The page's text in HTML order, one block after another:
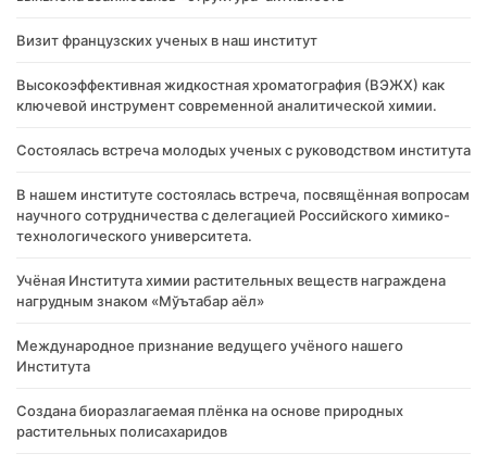
Визит французских ученых в наш институт
Высокоэффективная жидкостная хроматография (ВЭЖХ) как
ключевой инструмент современной аналитической химии.
Состоялась встреча молодых ученых с руководством института
В нашем институте состоялась встреча, посвящённая вопросам
научного сотрудничества с делегацией Российского химико-
технологического университета.
Учёная Института химии растительных веществ награждена
нагрудным знаком «Мўътабар аёл»
Международное признание ведущего учёного нашего
Института
Создана биоразлагаемая плёнка на основе природных
растительных полисахаридов